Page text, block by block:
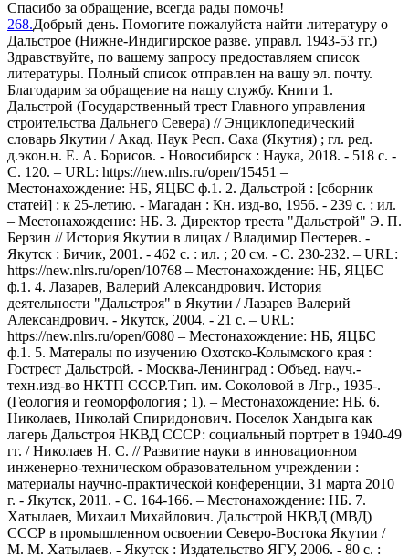
Спасибо за обращение, всегда рады помочь!
268.Добрый день. Помогите пожалуйста найти литературу о
Дальстрое (Нижне-Индигирское разве. управл. 1943-53 гг.)
Здравствуйте, по вашему запросу предоставляем список
литературы. Полный список отправлен на вашу эл. почту.
Благодарим за обращение на нашу службу. Книги 1.
Дальстрой (Государственный трест Главного управления
строительства Дальнего Севера) // Энциклопедический
словарь Якутии / Акад. Наук Респ. Саха (Якутия) ; гл. ред.
д.экон.н. Е. А. Борисов. - Новосибирск : Наука, 2018. - 518 с. -
С. 120. – URL: https://new.nlrs.ru/open/15451 –
Местонахождение: НБ, ЯЦБС ф.1. 2. Дальстрой : [сборник
статей] : к 25-летию. - Магадан : Кн. изд-во, 1956. - 239 с. : ил.
– Местонахождение: НБ. 3. Директор треста "Дальстрой" Э. П.
Берзин // История Якутии в лицах / Владимир Пестерев. -
Якутск : Бичик, 2001. - 462 с. : ил. ; 20 см. - С. 230-232. – URL:
https://new.nlrs.ru/open/10768 – Местонахождение: НБ, ЯЦБС
ф.1. 4. Лазарев, Валерий Александрович. История
деятельности "Дальстроя" в Якутии / Лазарев Валерий
Александрович. - Якутск, 2004. - 21 с. – URL:
https://new.nlrs.ru/open/6080 – Местонахождение: НБ, ЯЦБС
ф.1. 5. Матералы по изучению Охотско-Колымского края :
Гострест Дальстрой. - Москва-Ленинград : Объед. науч.-
техн.изд-во НКТП СССР.Тип. им. Соколовой в Лгр., 1935-. –
(Геология и геоморфология ; 1). – Местонахождение: НБ. 6.
Николаев, Николай Спиридонович. Поселок Хандыга как
лагерь Дальстроя НКВД СССР: социальный портрет в 1940-49
гг. / Николаев Н. С. // Развитие науки в инновационном
инженерно-техническом образовательном учреждении :
материалы научно-практической конференции, 31 марта 2010
г. - Якутск, 2011. - С. 164-166. – Местонахождение: НБ. 7.
Хатылаев, Михаил Михайлович. Дальстрой НКВД (МВД)
СССР в промышленном освоении Северо-Востока Якутии /
М. М. Хатылаев. - Якутск : Издательство ЯГУ, 2006. - 80 с. :